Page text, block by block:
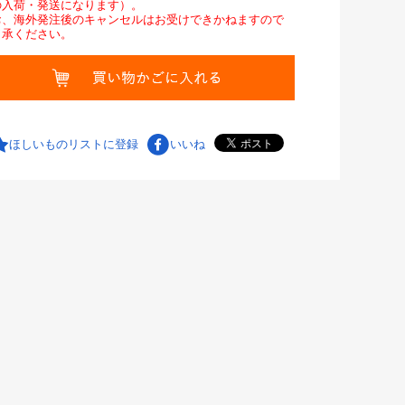
荷・発送になります）。
海外発注後のキャンセルはお受けできかねますので
ください。
ほしいものリストに登録 いいね